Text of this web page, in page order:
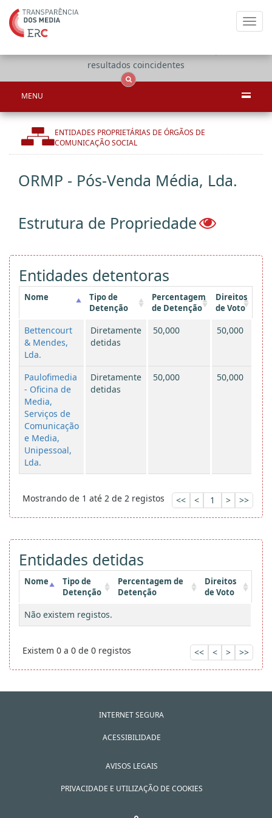
resultados coincidentes
MENU
ENTIDADES PROPRIETÁRIAS DE ÓRGÃOS DE
COMUNICAÇÃO SOCIAL
ORMP - Pós-Venda Média, Lda.
Estrutura de Propriedade
Entidades detentoras
Nome
Tipo de
Detenção
Percentagem
de Detenção
Direitos
de Voto
Bettencourt
& Mendes,
Lda.
Diretamente
detidas
50,000 50,000
Paulofimedia
- Oficina de
Media,
Serviços de
Comunicação
e Media,
Unipessoal,
Lda.
Diretamente
detidas
50,000 50,000
Mostrando de 1 até 2 de 2 registos << < 1 > >>
Entidades detidas
Nome
Tipo de
Detenção
Percentagem de
Detenção
Direitos
de Voto
Não existem registos.
Existem 0 a 0 de 0 registos << < > >>
INTERNET SEGURA
ACESSIBILIDADE
AVISOS LEGAIS
PRIVACIDADE E UTILIZAÇÃO DE COOKIES